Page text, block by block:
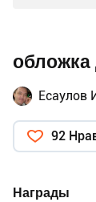
обложка
Есаулов
92
Награды